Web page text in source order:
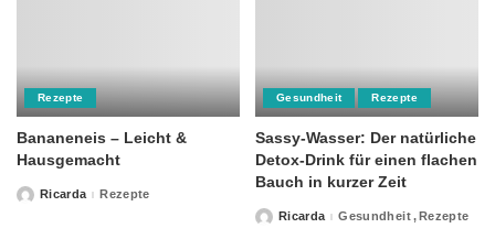
Rezepte
Bananeneis – Leicht &
Hausgemacht
PostedRicarda Rezepte
Gesundheit Rezepte
Sassy-Wasser: Der natürliche
Detox-Drink für einen flachen
Bauch in kurzer Zeit
PostedRicarda Gesundheit Rezepte